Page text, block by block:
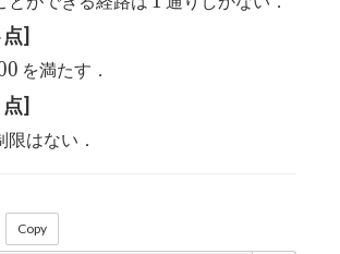
]
0 を満たす．
]
限はない．
Copy